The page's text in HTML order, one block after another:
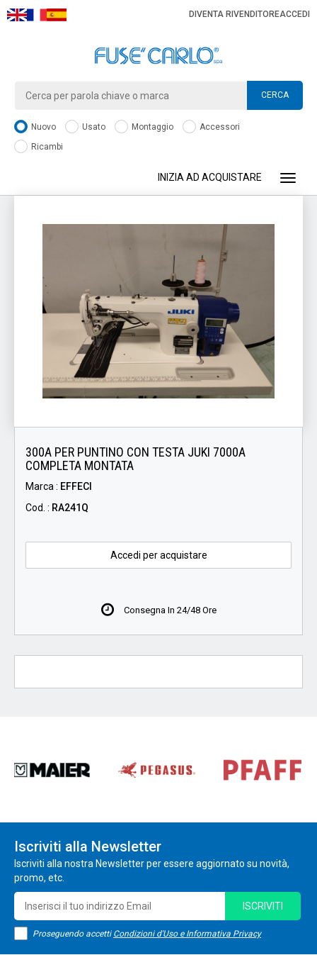
DIVENTA RIVENDITOREACCEDI
CERCA
Nuovo Usato Montaggio
Accessori
Ricambi
INIZIA AD ACQUISTARE
300A PER PUNTINO CON TESTA JUKI 7000A
COMPLETA MONTATA
Marca : EFFECI
Cod. : RA241Q
Accedi per acquistare
Consegna In 24/48 Ore
Iscriviti alla Newsletter
Iscriviti alla nostra Newsletter per essere aggiornato su novità,
promo, etc.
Proseguendo accetti Condizioni d'Uso e Informativa Privacy
ISCRIVITI